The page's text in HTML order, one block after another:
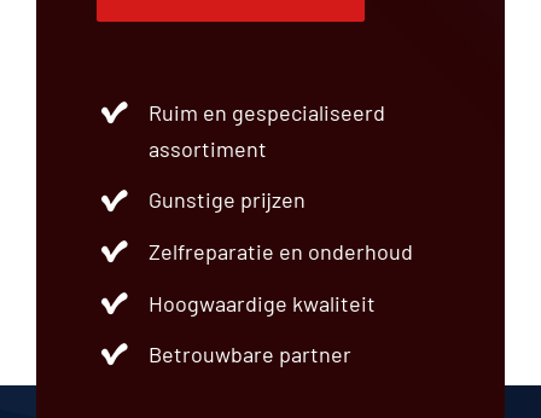
Ruim en gespecialiseerd
assortiment
Gunstige prijzen
Zelfreparatie en onderhoud
Hoogwaardige kwaliteit
Betrouwbare partner